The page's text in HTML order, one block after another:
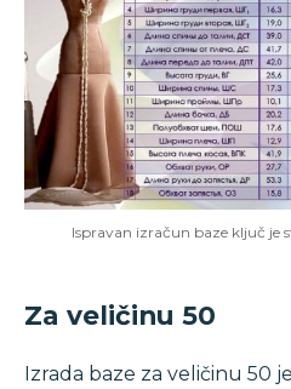
Ispravan izračun baze ključ je
Za veličinu 50
Izrada baze za veličinu 50